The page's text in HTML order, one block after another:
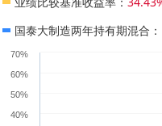
国泰大制造两年持有期混合 ：
40%
50%
60%
70%